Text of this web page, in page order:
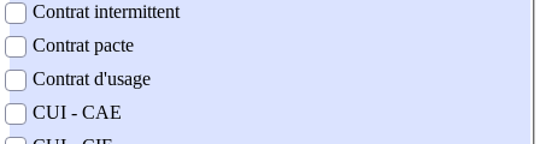
Contrat intermittent
Contrat pacte
Contrat d'usage
CUI - CAE